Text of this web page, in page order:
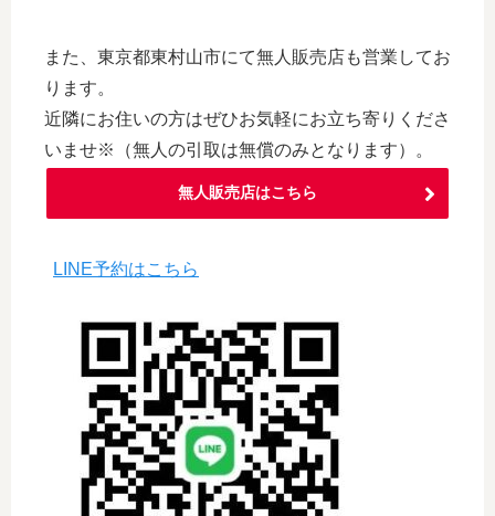
また、東京都東村山市にて無人販売店も営業してお
ります。
近隣にお住いの方はぜひお気軽にお立ち寄りくださ
いませ※（無人の引取は無償のみとなります）。
無人販売店はこちら
LINE予約はこちら